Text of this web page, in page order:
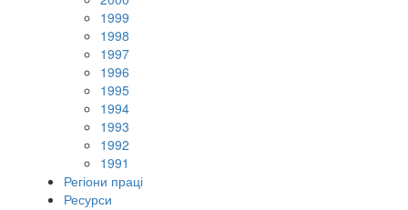
1999
1998
1997
1996
1995
1994
1993
1992
1991
Регіони праці
Ресурси